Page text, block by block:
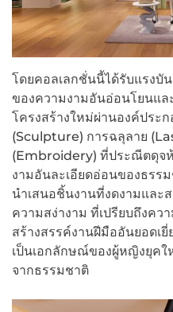
โดยคอลเลกชั่นนี้ได้รับแรง
ของความงามอันอ่อนโยนแล
โครงสร้างใหม่ผ่านองค์ประ
(Sculpture) การฉลุลาย
(Embroidery) ที่ประณีตดุจ
งามอันละเอียดอ่อนของธรร
นำเสนอชิ้นงานที่งดงามและ
ความสง่างาม ที่เปรียบถึงคว
สร้างสรรค์งานฝีมืออันยอดเ
เป็นเอกลักษณ์ของผู้หญิงยุค
จากธรรมชาติ